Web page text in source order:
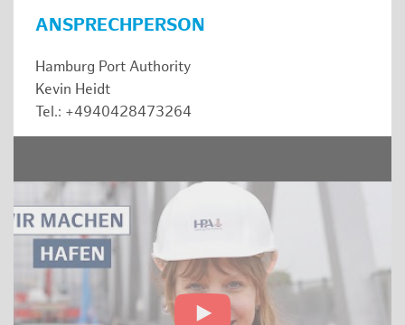
ANSPRECHPERSON
Hamburg Port Authority
Kevin Heidt
Tel.: +4940428473264